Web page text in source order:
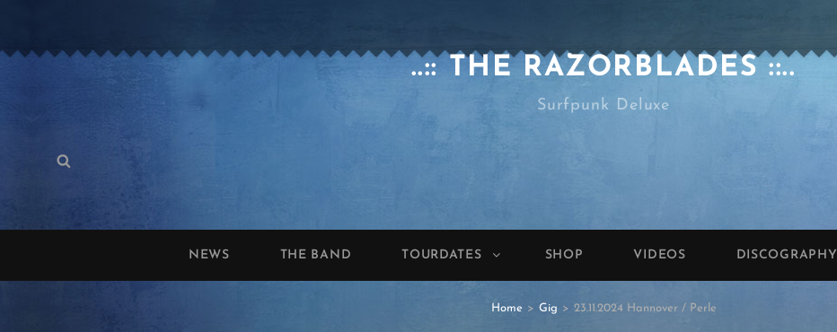
..:: THE RAZORBLADES ::..
Surfpunk Deluxe
Search
NEWS THE BAND TOURDATES SHOP VIDEOS DISCOGRAPHY
Home > Gig > 23.11.2024 Hannover / Perle